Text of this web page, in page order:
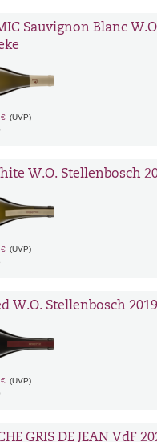
Sauvignon Blanc
(UVP)
W.O. Stellenbosch
(UVP)
W.O. Stellenbosch
(UVP)
GRIS DE JEAN VdF